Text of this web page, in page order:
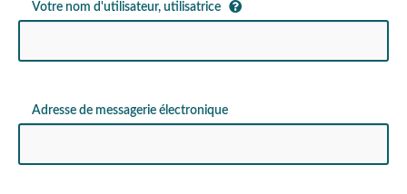
Votre nom d'utilisateur, utilisatrice
Adresse de messagerie électronique